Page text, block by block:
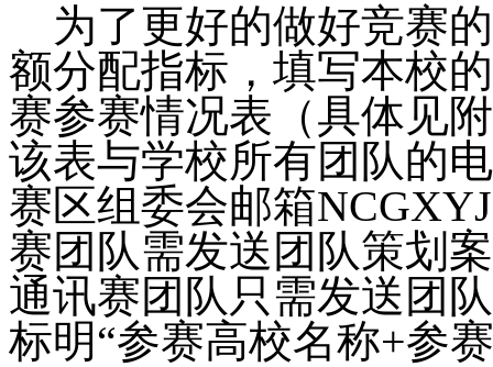
为了更好的做好竞赛
额分配指标，填写本校的
赛参赛情况表 （具体见
该表与学校所有团队的
赛区组委会邮箱
赛团队需发送团队策划
通讯赛团队只需发送团
标明“参赛高校名称+参